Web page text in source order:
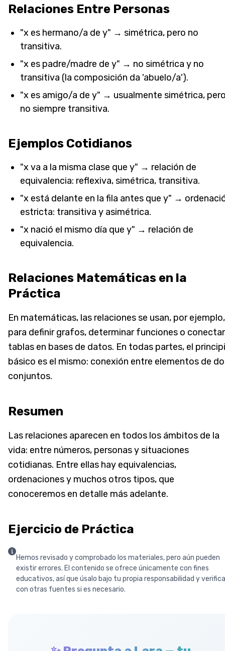
Relaciones Entre Personas
"x es hermano/a de y" → simétrica, pero no
transitiva.
"x es padre/madre de y" → no simétrica y no
transitiva (la composición da 'abuelo/a').
"x es amigo/a de y" → usualmente simétrica,
no siempre transitiva.
Ejemplos Cotidianos
"x va a la misma clase que y" → relación de
equivalencia: reflexiva, simétrica, transitiva.
"x está delante en la fila antes que y" →
estricta: transitiva y asimétrica.
"x nació el mismo día que y" → relación de
equivalencia.
Relaciones Matemáticas en la
Práctica
En matemáticas, las relaciones se usan, por ejemplo,
para definir grafos, determinar funciones o conectar
tablas en bases de datos. En todas partes, el
básico es el mismo: conexión entre elementos de
conjuntos.
Resumen
Las relaciones aparecen en todos los ámbitos de la
vida: entre números, personas y situaciones
cotidianas. Entre ellas hay equivalencias,
ordenaciones y muchos otros tipos, que
conoceremos en detalle más adelante.
Ejercicio de Práctica
Hemos revisado y comprobado los materiales, pero aún pueden
existir errores. El contenido se ofrece únicamente con fines
educativos, así que úsalo bajo tu propia responsabilidad y verifica
con otras fuentes si es necesario.